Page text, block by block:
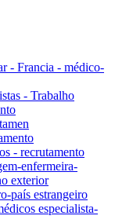
- Francia - médico-
- Trabalho
- recrutamento
enfermeira-
exterior
país estrangeiro
especialista-